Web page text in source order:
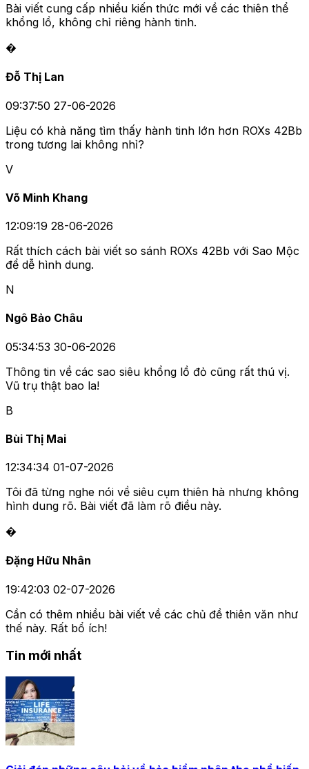
Bài viết cung cấp nhiều kiến thức mới về các thiên thể
khổng lồ, không chỉ riêng hành tinh.
�
Đỗ Thị Lan
09:37:50 27-06-2026
Liệu có khả năng tìm thấy hành tinh lớn hơn ROXs 42Bb
trong tương lai không nhỉ?
V
Võ Minh Khang
12:09:19 28-06-2026
Rất thích cách bài viết so sánh ROXs 42Bb với Sao Mộc
để dễ hình dung.
N
Ngô Bảo Châu
05:34:53 30-06-2026
Thông tin về các sao siêu khổng lồ đỏ cũng rất thú vị.
Vũ trụ thật bao la!
B
Bùi Thị Mai
12:34:34 01-07-2026
Tôi đã từng nghe nói về siêu cụm thiên hà nhưng không
hình dung rõ. Bài viết đã làm rõ điều này.
�
Đặng Hữu Nhân
19:42:03 02-07-2026
Cần có thêm nhiều bài viết về các chủ đề thiên văn như
thế này. Rất bổ ích!
Tin mới nhất